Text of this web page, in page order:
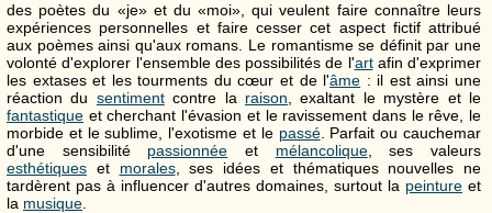
des poètes du «je» et du «moi», qui veulent faire connaître leurs
expériences personnelles et faire cesser cet aspect fictif attribué
aux poèmes ainsi qu'aux romans. Le romantisme se définit par une
volonté d'explorer l'ensemble des possibilités de l'artafin d'exprimer
les extases et les tourments du cœur et de l'âme : il est ainsi une
réaction du sentimentcontre la raison , exaltant le mystère et le
fantastique et cherchant l'évasion et le ravissement dans le rêve, le
morbide et le sublime, l'exotisme et le passé. Parfait ou cauchemar
d'une sensibilité passionnée et mélancolique, ses valeurs
esthétiques et morales, ses idées et thématiques nouvelles ne
tardèrent pas à influencer d'autres domaines, surtout la peinture et
la musique